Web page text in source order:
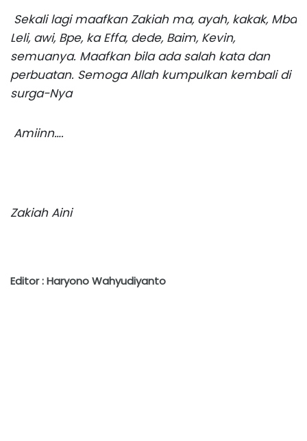
Sekali lagi maafkan Zakiah ma, ayah, kakak, Mba
Leli, awi, Bpe, ka Effa, dede, Baim, Kevin,
semuanya. Maafkan bila ada salah kata dan
perbuatan. Semoga Allah kumpulkan kembali di
surga-Nya
Amiinn….
Zakiah Aini
Editor : Haryono Wahyudiyanto